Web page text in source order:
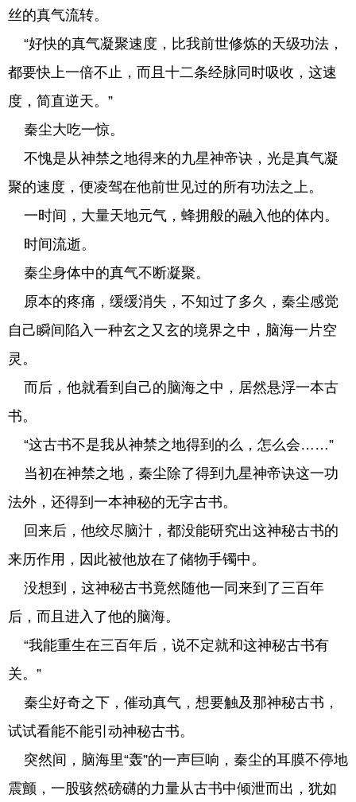
丝的真气流转。
“好快的真气凝聚速度，比我前世修炼的天级功法，
都要快上一倍不止，而且十二条经脉同时吸收，这速
度，简直逆天。”
秦尘大吃一惊。
不愧是从神禁之地得来的九星神帝诀，光是真气凝
聚的速度，便凌驾在他前世见过的所有功法之上。
一时间，大量天地元气，蜂拥般的融入他的体内。
时间流逝。
秦尘身体中的真气不断凝聚。
原本的疼痛，缓缓消失，不知过了多久，秦尘感觉
自己瞬间陷入一种玄之又玄的境界之中，脑海一片空
灵。
而后，他就看到自己的脑海之中，居然悬浮一本古
书。
“这古书不是我从神禁之地得到的么，怎么会……”
当初在神禁之地，秦尘除了得到九星神帝诀这一功
法外，还得到一本神秘的无字古书。
回来后，他绞尽脑汁，都没能研究出这神秘古书的
来历作用，因此被他放在了储物手镯中。
没想到，这神秘古书竟然随他一同来到了三百年
后，而且进入了他的脑海。
“我能重生在三百年后，说不定就和这神秘古书有
关。”
秦尘好奇之下，催动真气，想要触及那神秘古书，
试试看能不能引动神秘古书。
突然间，脑海里“轰”的一声巨响，秦尘的耳膜不停地
震颤，一股骇然磅礴的力量从古书中倾泄而出，犹如